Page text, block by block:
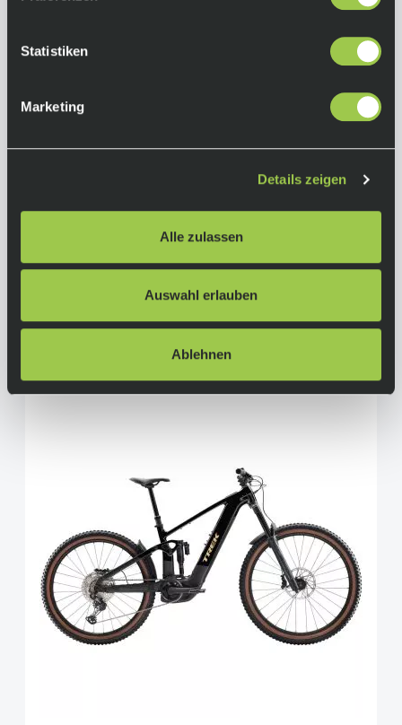
Statistiken
Marketing
Details zeigen
Alle zulassen
Auswahl erlauben
Ablehnen
6.999,00 € Sale
Lieferzeit: 4-10 Tage In den Warenkorb